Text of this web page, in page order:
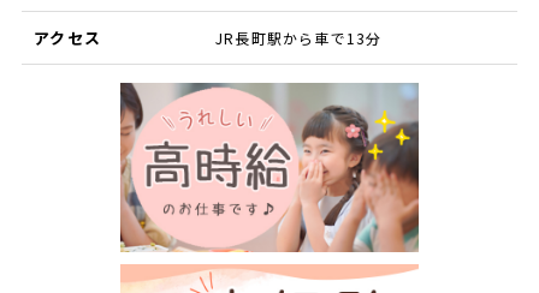
アクセス JR長町駅から車で13分